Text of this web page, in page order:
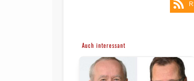
Auch interessant